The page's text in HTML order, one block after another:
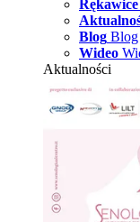
Rękawice
Blog Blog
Wideo
Aktualności